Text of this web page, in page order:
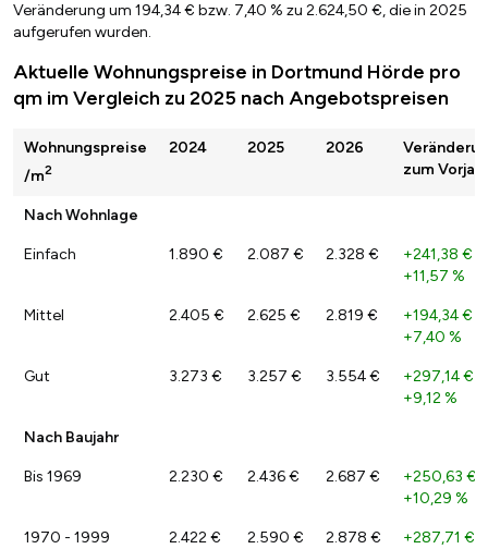
Veränderung um 194,34 € bzw. 7,40 % zu 2.624,50 €, die in 2025
aufgerufen wurden.
Aktuelle Wohnungspreise in Dortmund Hörde pro
qm im Vergleich zu 2025 nach Angebotspreisen
Wohnungspreise
/m2
2024 2025 2026
zum Vorjahr
Nach Wohnlage
Einfach 1.890 € 2.087 € 2.328 € +241,38 €
+11,57 %
Mittel 2.405 € 2.625 € 2.819 € +194,34 €
+7,40 %
Gut 3.273 € 3.257 € 3.554 € +297,14 €
+9,12 %
Nach Baujahr
Bis 1969 2.230 € 2.436 € 2.687 € +250,63 €
+10,29 %
1970 - 1999 2.422 € 2.590 € 2.878 € +287,71 €